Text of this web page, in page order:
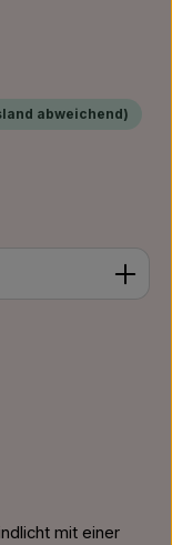
abweichend)
Wert ein
mit einer